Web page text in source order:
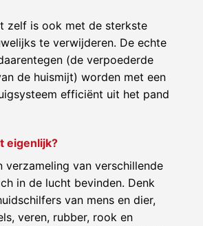
zelf is ook met de sterkste
te verwijderen. De echte
(de verpoederde
de huismijt) worden met een
efficiënt uit het pand
eigenlijk?
verzameling van verschillende
in de lucht bevinden. Denk
van mens en dier,
veren, rubber, rook en